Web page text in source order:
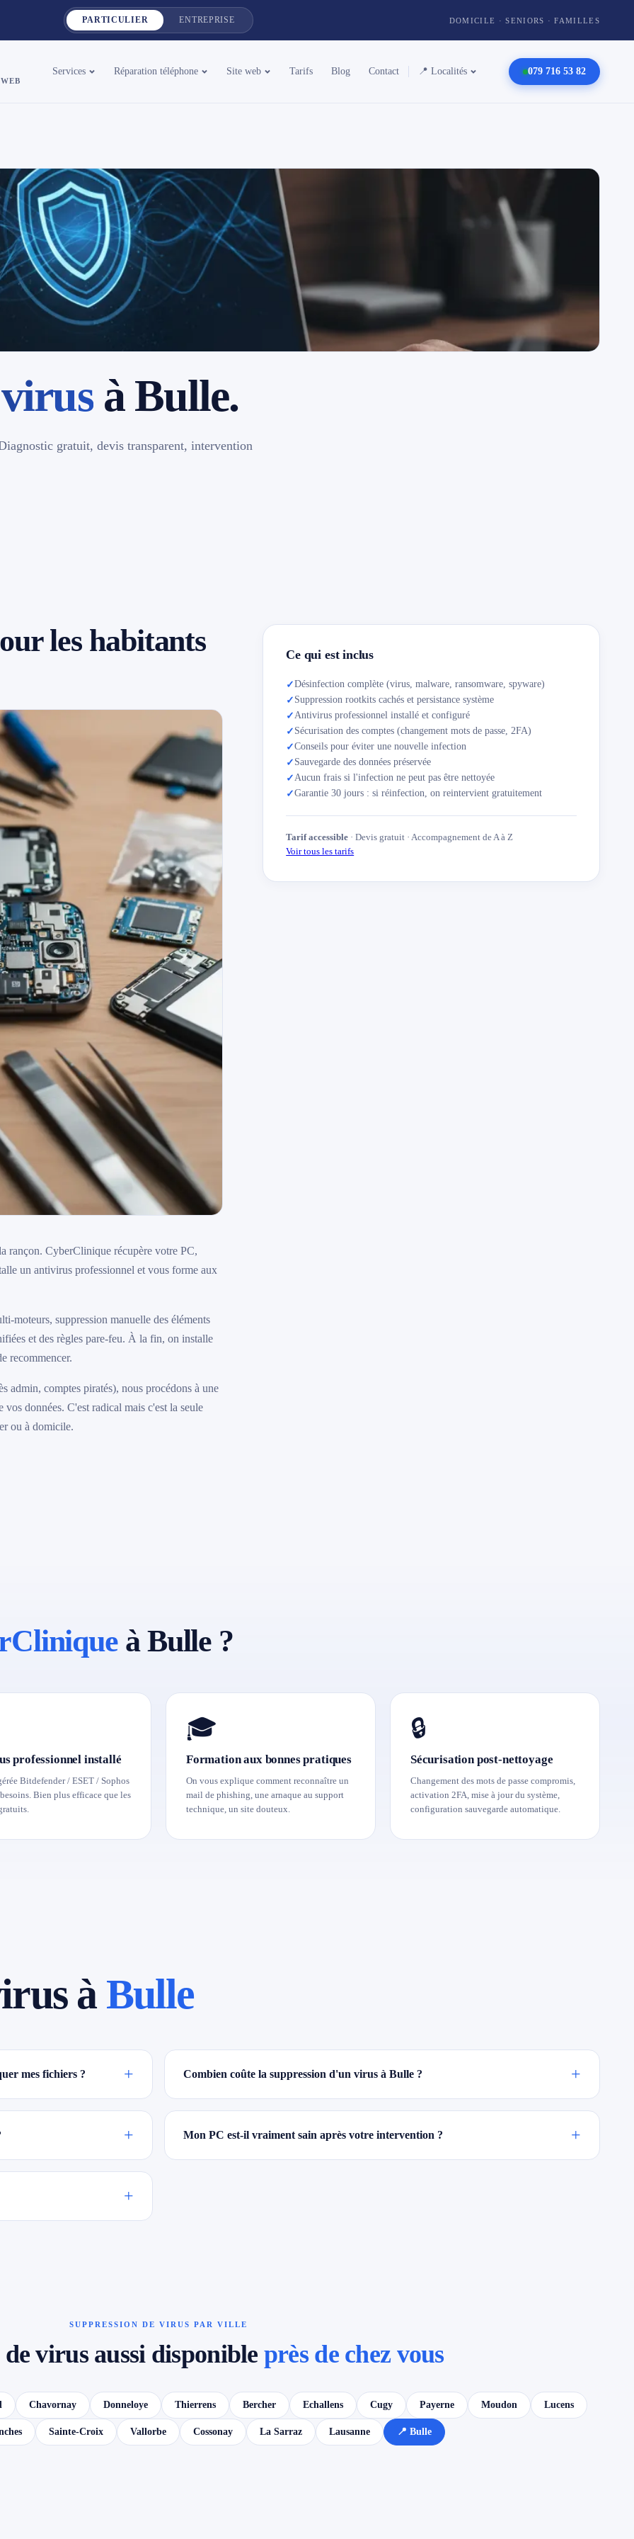
PARTICULIER ENTREPRISE DOMICILE · SENIORS · FAMILLES
Services Réparation téléphone Site web Tarifs Blog Contact 📍 Localités 079 716 53 82
à Bulle.
gratuit, devis transparent, intervention
les habitants
rançon. CyberClinique récupère votre PC,
un antivirus professionnel et vous forme aux
moteurs, suppression manuelle des éléments
et des règles pare-feu. À la fin, on installe
recommencer.
admin, comptes piratés), nous procédons à une
vos données. C'est radical mais c'est la seule
ou à domicile.
Ce qui est inclus
✓Désinfection complète (virus, malware, ransomware, spyware)
✓ Suppression rootkits cachés et persistance système
✓Antivirus professionnel installé et configuré
✓ Sécurisation des comptes (changement mots de passe, 2FA)
✓Conseils pour éviter une nouvelle infection
✓ Sauvegarde des données préservée
✓Aucun frais si l'infection ne peut pas être nettoyée
✓Garantie 30 jours : si réinfection, on reintervient gratuitement
Tarif accessible · Devis gratuit · Accompagnement de A à Z
Voir tous les tarifs
à Bulle ?
professionnel installé
Bitdefender / ESET / Sophos
Bien plus efficace que les
🎓
Formation aux bonnes pratiques
On vous explique comment reconnaître un
mail de phishing, une arnaque au support
technique, un site douteux.
🔒
Sécurisation post-nettoyage
Changement des mots de passe compromis,
activation 2FA, mise à jour du système,
configuration sauvegarde automatique.
à Bulle
mes fichiers ? + Combien coûte la suppression d'un virus à Bulle ? +
+ Mon PC est-il vraiment sain après votre intervention ? +
+
SUPPRESSION DE VIRUS PAR VILLE
virus aussi disponible près de chez vous
Chavornay Donneloye Thierrens Bercher Echallens Cugy Payerne Moudon Lucens
Sainte-Croix Vallorbe Cossonay La Sarraz Lausanne 📍 Bulle